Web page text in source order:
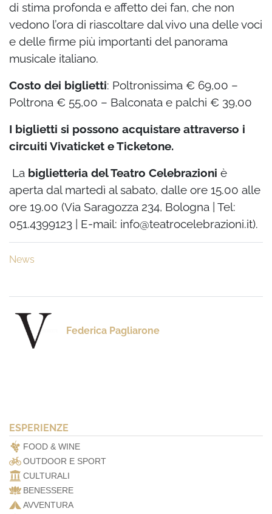
di stima profonda e affetto dei fan, che non
vedono l’ora di riascoltare dal vivo una delle voci
e delle firme più importanti del panorama
musicale italiano.
Costo dei biglietti: Poltronissima € 69,00 –
Poltrona € 55,00 – Balconata e palchi € 39,00
I biglietti si possono acquistare attraverso i
circuiti Vivaticket e Ticketone.
La biglietteria del Teatro Celebrazioni è
aperta dal martedì al sabato, dalle ore 15.00 alle
ore 19.00 (Via Saragozza 234, Bologna | Tel:
051.4399123 | E-mail: info@teatrocelebrazioni.it).
News
Federica Pagliarone
ESPERIENZE
FOOD & WINE
OUTDOOR E SPORT
CULTURALI
BENESSERE
AVVENTURA